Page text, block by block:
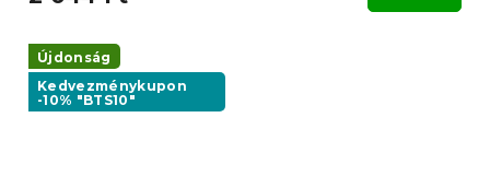
Újdonság
Kedvezménykupon
-10% "BTS10"